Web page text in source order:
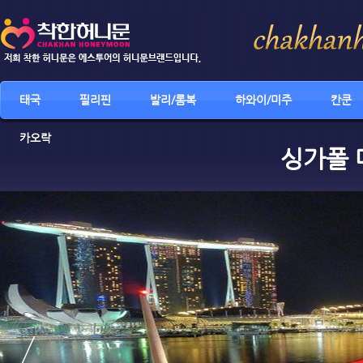
태국 필리핀 발리/롬복 하와이/미주 칸쿤
카오락
싱가폴